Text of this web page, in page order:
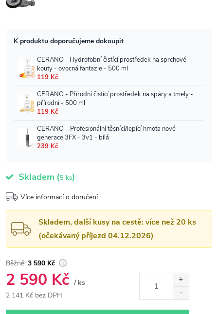
Skladem (5 ks)
Více informací o doručení
Skladem, další kusy na cestě: více než 20 ks
(očekávaný příjezd 04.12.2026)
3 590 Kč
2 590 Kč / ks
2 141 Kč bez DPH